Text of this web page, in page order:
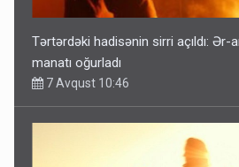
Tərtərdəki hadisənin sirri açıldı: Ər-
manatı oğurladı
7 Avqust 10:46